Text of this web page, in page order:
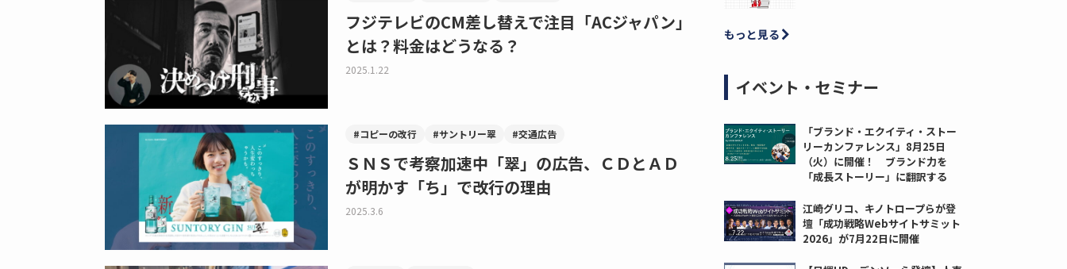
フジテレビのCM差し替えで注目「ACジャパン」
とは？料金はどうなる？
2025.1.22
#コピーの改行 #サントリー翠 #交通広告
ＳＮＳで考察加速中「翠」の広告、ＣＤとＡＤ
が明かす「ち」で改行の理由
2025.3.6
もっと見る
イベント・セミナー
「ブランド・エクイティ・ストー
リーカンファレンス」8月25日
（火）に開催！ ブランド力を
「成長ストーリー」に翻訳する
江崎グリコ、キノトロープらが登
壇「成功戦略Webサイトサミット
2026」が7月22日に開催